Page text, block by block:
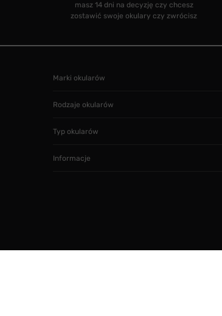
masz 14 dni na decyzję czy chcesz
zostawić swoje okulary czy zwrócisz
Marki okularów
Rodzaje okularów
Typ okularów
Informacje